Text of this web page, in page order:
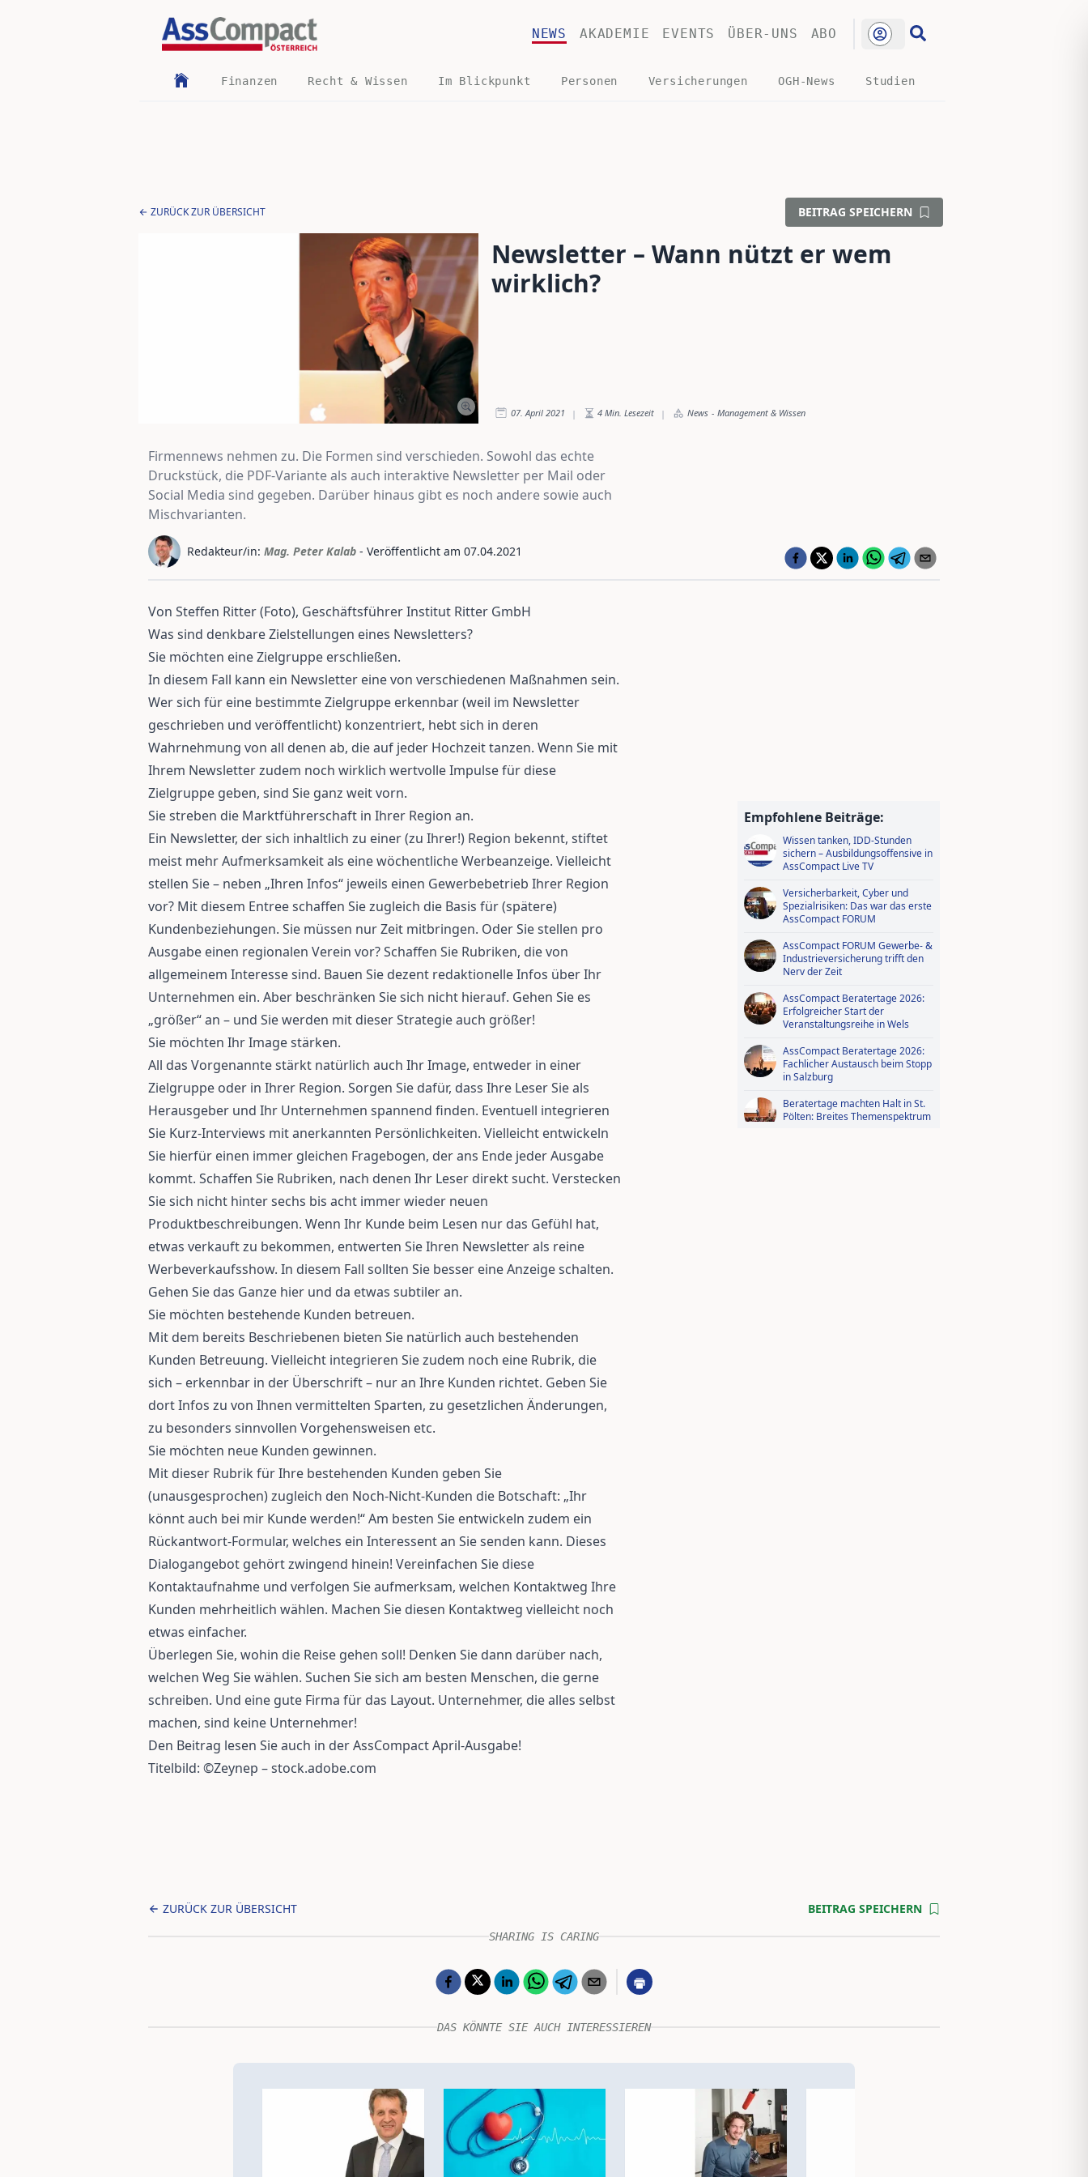
NEWS AKADEMIE EVENTS ÜBER-UNS ABO
Finanzen Recht & Wissen Im Blickpunkt Personen Versicherungen OGH-News Studien
ZURÜCK ZUR ÜBERSICHT BEITRAG SPEICHERN
Newsletter – Wann nützt er wem
wirklich?
07. April 2021 | 4 Min. Lesezeit | News - Management & Wissen
Firmennews nehmen zu. Die Formen sind verschieden. Sowohl das echte
Druckstück, die PDF-Variante als auch interaktive Newsletter per Mail oder
Social Media sind gegeben. Darüber hinaus gibt es noch andere sowie auch
Mischvarianten.
Redakteur/in: Mag. Peter Kalab - Veröffentlicht am 07.04.2021
Von Steffen Ritter (Foto), Geschäftsführer Institut Ritter GmbH
Was sind denkbare Zielstellungen eines Newsletters?
Sie möchten eine Zielgruppe erschließen.
In diesem Fall kann ein Newsletter eine von verschiedenen Maßnahmen sein.
Wer sich für eine bestimmte Zielgruppe erkennbar (weil im Newsletter
geschrieben und veröffentlicht) konzentriert, hebt sich in deren
Wahrnehmung von all denen ab, die auf jeder Hochzeit tanzen. Wenn Sie mit
Ihrem Newsletter zudem noch wirklich wertvolle Impulse für diese
Zielgruppe geben, sind Sie ganz weit vorn.
Sie streben die Marktführerschaft in Ihrer Region an.
Ein Newsletter, der sich inhaltlich zu einer (zu Ihrer!) Region bekennt, stiftet
meist mehr Aufmerksamkeit als eine wöchentliche Werbeanzeige. Vielleicht
stellen Sie – neben „Ihren Infos“ jeweils einen Gewerbebetrieb Ihrer Region
vor? Mit diesem Entree schaffen Sie zugleich die Basis für (spätere)
Kundenbeziehungen. Sie müssen nur Zeit mitbringen. Oder Sie stellen pro
Ausgabe einen regionalen Verein vor? Schaffen Sie Rubriken, die von
allgemeinem Interesse sind. Bauen Sie dezent redaktionelle Infos über Ihr
Unternehmen ein. Aber beschränken Sie sich nicht hierauf. Gehen Sie es
„größer“ an – und Sie werden mit dieser Strategie auch größer!
Sie möchten Ihr Image stärken.
All das Vorgenannte stärkt natürlich auch Ihr Image, entweder in einer
Zielgruppe oder in Ihrer Region. Sorgen Sie dafür, dass Ihre Leser Sie als
Herausgeber und Ihr Unternehmen spannend finden. Eventuell integrieren
Sie Kurz-Interviews mit anerkannten Persönlichkeiten. Vielleicht entwickeln
Sie hierfür einen immer gleichen Fragebogen, der ans Ende jeder Ausgabe
kommt. Schaffen Sie Rubriken, nach denen Ihr Leser direkt sucht. Verstecken
Sie sich nicht hinter sechs bis acht immer wieder neuen
Produktbeschreibungen. Wenn Ihr Kunde beim Lesen nur das Gefühl hat,
etwas verkauft zu bekommen, entwerten Sie Ihren Newsletter als reine
Werbeverkaufsshow. In diesem Fall sollten Sie besser eine Anzeige schalten.
Gehen Sie das Ganze hier und da etwas subtiler an.
Sie möchten bestehende Kunden betreuen.
Mit dem bereits Beschriebenen bieten Sie natürlich auch bestehenden
Kunden Betreuung. Vielleicht integrieren Sie zudem noch eine Rubrik, die
sich – erkennbar in der Überschrift – nur an Ihre Kunden richtet. Geben Sie
dort Infos zu von Ihnen vermittelten Sparten, zu gesetzlichen Änderungen,
zu besonders sinnvollen Vorgehensweisen etc.
Sie möchten neue Kunden gewinnen.
Mit dieser Rubrik für Ihre bestehenden Kunden geben Sie
(unausgesprochen) zugleich den Noch-Nicht-Kunden die Botschaft: „Ihr
könnt auch bei mir Kunde werden!“ Am besten Sie entwickeln zudem ein
Rückantwort-Formular, welches ein Interessent an Sie senden kann. Dieses
Dialogangebot gehört zwingend hinein! Vereinfachen Sie diese
Kontaktaufnahme und verfolgen Sie aufmerksam, welchen Kontaktweg Ihre
Kunden mehrheitlich wählen. Machen Sie diesen Kontaktweg vielleicht noch
etwas einfacher.
Überlegen Sie, wohin die Reise gehen soll! Denken Sie dann darüber nach,
welchen Weg Sie wählen. Suchen Sie sich am besten Menschen, die gerne
schreiben. Und eine gute Firma für das Layout. Unternehmer, die alles selbst
machen, sind keine Unternehmer!
Den Beitrag lesen Sie auch in der AssCompact April-Ausgabe!
Titelbild: ©Zeynep – stock.adobe.com
Empfohlene Beiträge:
Wissen tanken, IDD-Stunden
sichern – Ausbildungsoffensive in
AssCompact Live TV
Versicherbarkeit, Cyber und
Spezialrisiken: Das war das erste
AssCompact FORUM
AssCompact FORUM Gewerbe- &
Industrieversicherung trifft den
Nerv der Zeit
AssCompact Beratertage 2026:
Erfolgreicher Start der
Veranstaltungsreihe in Wels
AssCompact Beratertage 2026:
Fachlicher Austausch beim Stopp
in Salzburg
Beratertage machten Halt in St.
Pölten: Breites Themenspektrum
ZURÜCK ZUR ÜBERSICHT BEITRAG SPEICHERN
SHARING IS CARING
DAS KÖNNTE SIE AUCH INTERESSIEREN